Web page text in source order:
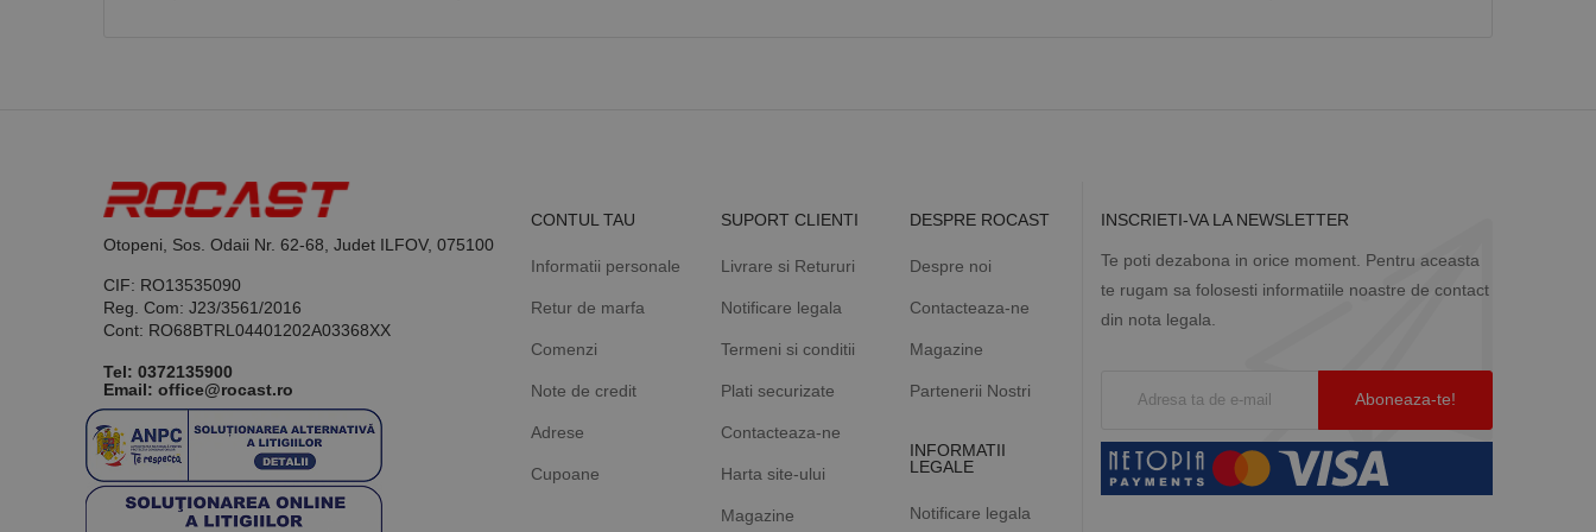
Otopeni, Sos. Odaii Nr. 62-68, Judet ILFOV, 075100
CIF: RO13535090
Reg. Com: J23/3561/2016
Cont: RO68BTRL04401202A03368XX
Tel: 0372135900
Email: office@rocast.ro
CONTUL TAU
Informatii personale
Retur de marfa
Comenzi
Note de credit
Adrese
Cupoane
SUPORT CLIENTI
Livrare si Retururi
Notificare legala
Termeni si conditii
Plati securizate
Contacteaza-ne
Harta site-ului
Magazine
DESPRE ROCAST
Despre noi
Contacteaza-ne
Magazine
Partenerii Nostri
INFORMATII
LEGALE
Notificare legala
INSCRIETI-VA LA NEWSLETTER
Te poti dezabona in orice moment. Pentru aceasta
te rugam sa folosesti informatiile noastre de contact
din nota legala.